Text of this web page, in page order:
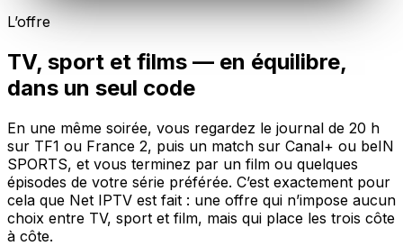
L’offre
TV, sport et films — en équilibre,
dans un seul code
En une même soirée, vous regardez le journal de 20 h
sur TF1 ou France 2, puis un match sur Canal+ ou beIN
SPORTS, et vous terminez par un film ou quelques
épisodes de votre série préférée. C’est exactement pour
cela que Net IPTV est fait : une offre qui n’impose aucun
choix entre TV, sport et film, mais qui place les trois côte
à côte.